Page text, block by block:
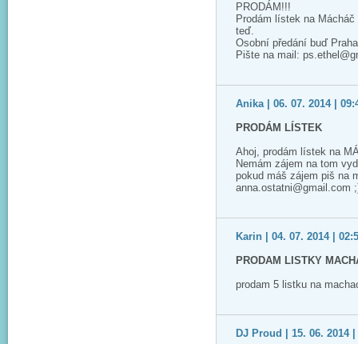
PRODÁM!!!
Prodám lístek na
teď.
Osobní předání buď
Pište na mail:
Anika | 06. 07. 2014 |
PRODÁM LÍSTEK
Ahoj, prodám lístek na
Nemám zájem na tom
pokud máš zájem piš na
anna.ostatni@gmail.com
Karin | 04. 07. 2014 |
PRODAM LISTKY
prodam 5 listku na
DJ Proud | 15. 06. 2014 |